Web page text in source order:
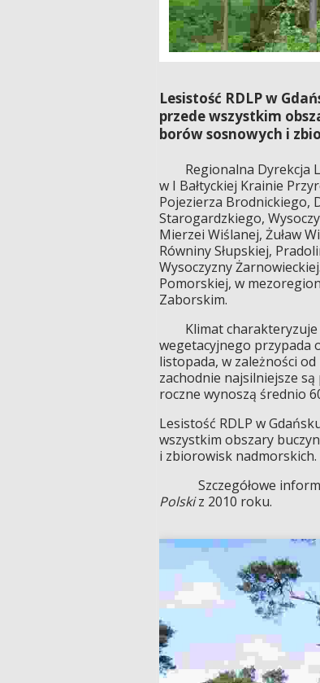
Lesistość RDLP w
przede wszystkim
borów sosnowych i
Regionalna Dyrekcja
w I Bałtyckiej Krainie
Pojezierza Brodnickiego,
Starogardzkiego,
Mierzei Wiślanej, Żuław
Równiny Słupskiej,
Wysoczyzny
Pomorskiej, w
Zaborskim.
Klimat charakteryzuje
wegetacyjnego przypada
listopada, w zależności
zachodnie najsilniejsze
roczne wynoszą średnio
Lesistość RDLP w
wszystkim obszary
i zbiorowisk nadmorskich.
Szczegółowe
Polskiz 2010 roku.